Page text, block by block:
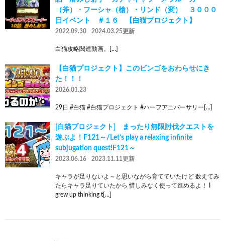
（斧）・フーシャ（槍）・リンド（変） ３０００
日イベント ＃１６ 【白猫プロジェクト】
2022.09.30 2024.03.25更新
白猫攻略関連動画。[…]
【白猫プロジェクト】このビンゴをおわらせにき
た！！！
2026.01.23
29日 #白猫 #白猫プロジェクト #ハーフアニバーサリー[…]
[白猫プロジェクト] まったり無限討伐クエストを
遊ぶよ！F121～/Let’s play a relaxing infinite
subjugation quest!F121～
2023.06.16 2023.11.11更新
キャラが足りないよ～と思いながら育てていたけど 数えてみ
たらキャラ足りていたから 惜しみなく使って進めるよ！ I
grew up thinking t[…]